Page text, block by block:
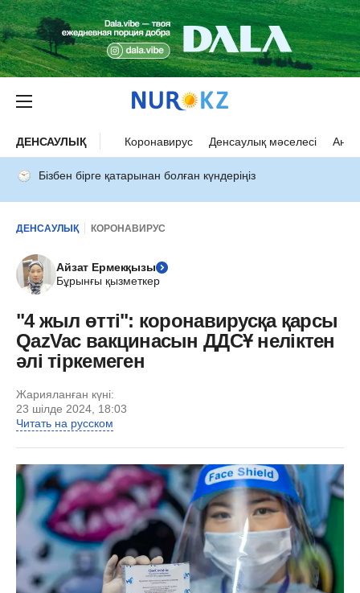
ДЕНСАУЛЫҚ Коронавирус Денсаулық мәселесі Ана
Бізбен бірге қатарынан болған күндеріңіз
ДЕНСАУЛЫҚ КОРОНАВИРУС
Айзат Ермекқызы
Бұрынғы қызметкер
"4 жыл өтті": коронавирусқа қарсы
QazVac вакцинасын ДДCҰ неліктен
әлі тіркемеген
Жарияланған күні:
23 шілде 2024, 18:03
Читать на русском